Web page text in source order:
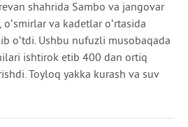
shahrida Sambo va jangovar
oʻsmirlar va kadetlar oʻrtasida
oʻtdi. Ushbu nufuzli musobaqada
ishtirok etib 400 dan ortiq
Toyloq yakka kurash va suv